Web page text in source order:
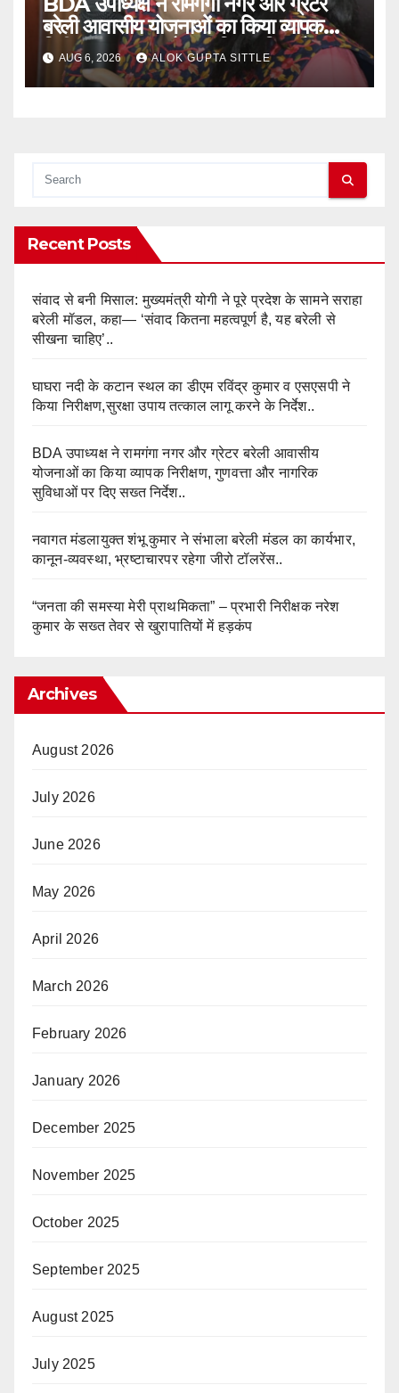
बरेली आवासीय योजनाओं का किया व्यापक
निरीक्षण, गुणवत्ता और नागरिक सुविधाओं पर
दिए सख्त निर्देश..
AUG 6, 2026 ALOK GUPTA SITTLE
Recent Posts
संवाद से बनी मिसाल: मुख्यमंत्री योगी ने पूरे प्रदेश के सामने सराहा
बरेली मॉडल, कहा— ‘संवाद कितना महत्वपूर्ण है, यह बरेली से
सीखना चाहिए’..
घाघरा नदी के कटान स्थल का डीएम रविंद्र कुमार व एसएसपी ने
किया निरीक्षण,सुरक्षा उपाय तत्काल लागू करने के निर्देश..
BDA उपाध्यक्ष ने रामगंगा नगर और ग्रेटर बरेली आवासीय
योजनाओं का किया व्यापक निरीक्षण, गुणवत्ता और नागरिक
सुविधाओं पर दिए सख्त निर्देश..
नवागत मंडलायुक्त शंभू कुमार ने संभाला बरेली मंडल का कार्यभार,
कानून-व्यवस्था, भ्रष्टाचारपर रहेगा जीरो टॉलरेंस..
“जनता की समस्या मेरी प्राथमिकता” – प्रभारी निरीक्षक नरेश
कुमार के सख्त तेवर से खुरापातियों में हड़कंप
Archives
August 2026
July 2026
June 2026
May 2026
April 2026
March 2026
February 2026
January 2026
December 2025
November 2025
October 2025
September 2025
August 2025
July 2025